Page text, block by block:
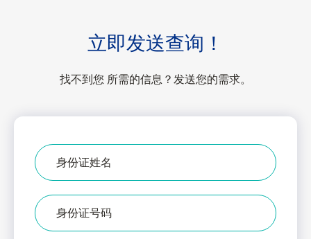
立即发送查询！
找不到您 所需的信息？发送您的需求。
身
份
证
上
的
姓
IC
编
号